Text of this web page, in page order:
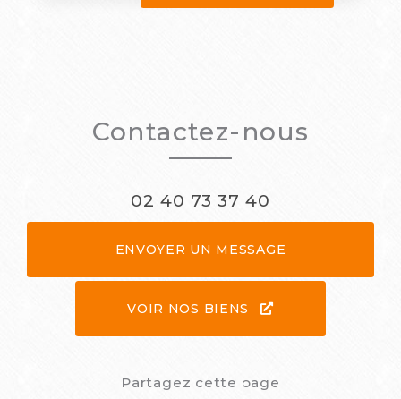
Contactez-nous
02 40 73 37 40
ENVOYER UN MESSAGE
VOIR NOS BIENS
Partagez cette page